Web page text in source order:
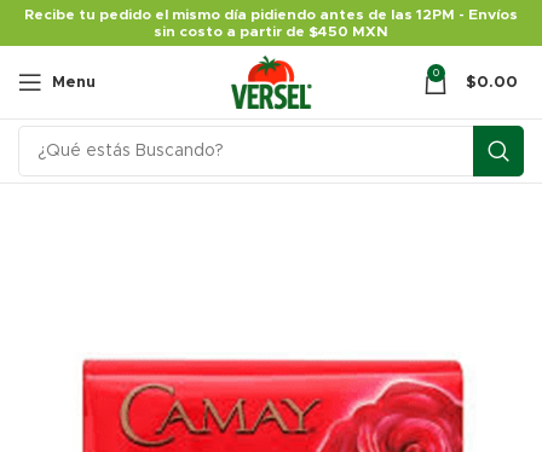
Recibe tu pedido el mismo día pidiendo antes de las 12PM - Envíos
sin costo a partir de $450 MXN
Menu
0
$0.00